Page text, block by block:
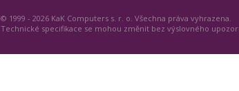
© 1999 - 2026 KaK Computers s. r. o. Všechna práva vyhrazena.
Technické specifikace se mohou změnit bez výslovného